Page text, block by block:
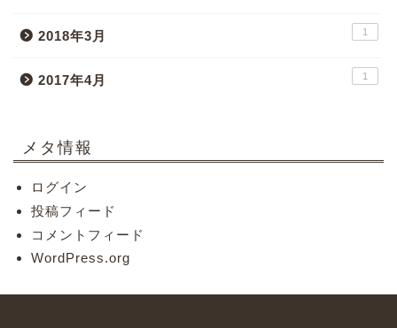
2018年3月 1
2017年4月 1
メタ情報
ログイン
投稿フィード
コメントフィード
WordPress.org